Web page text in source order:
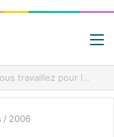
Fiscalité record, déficit record et 10 milliards à trouver: le paradoxe belge au cœur de la bataille budgétaire
/ 2006